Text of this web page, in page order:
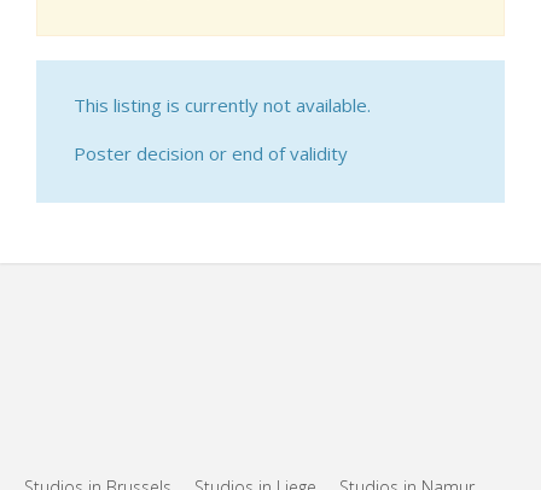
This listing is currently not available.
Poster decision or end of validity